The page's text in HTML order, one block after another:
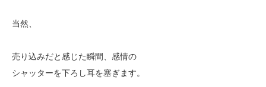
当然、
売り込みだと感じた瞬間、感情の
シャッターを下ろし耳を塞ぎます。